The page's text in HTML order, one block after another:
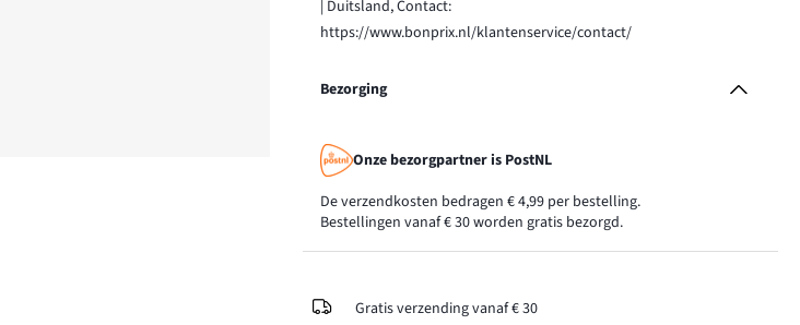
| Duitsland, Contact:
https://www.bonprix.nl/klantenservice/contact/
Bezorging
Onze bezorgpartner is PostNL
De verzendkosten bedragen € 4,99 per bestelling.
Bestellingen vanaf € 30 worden gratis bezorgd.
Gratis verzending vanaf € 30